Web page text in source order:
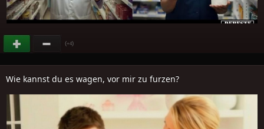
(+4)
Wie kannst du es wagen, vor mir zu furzen?